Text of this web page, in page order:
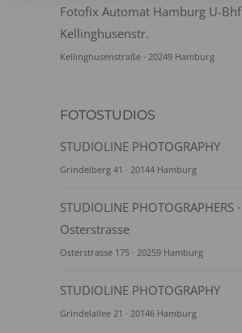
Fotofix Automat Hamburg U-Bhf
Kellinghusenstr.
Kellinghusenstraße · 20249 Hamburg
FOTOSTUDIOS
STUDIOLINE PHOTOGRAPHY
Grindelberg 41 · 20144 Hamburg
STUDIOLINE PHOTOGRAPHERS ·
Osterstrasse
Osterstrasse 175 · 20259 Hamburg
STUDIOLINE PHOTOGRAPHY
Grindelallee 21 · 20146 Hamburg